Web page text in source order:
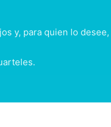
y, para quien lo